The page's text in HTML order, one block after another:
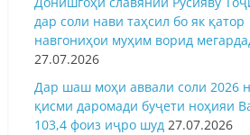
дар соли нави таҳсил бо як қатор
навгониҳои муҳим ворид
27.07.2026
Дар шаш моҳи аввали соли 2026
қисми даромади буҷети ноҳияи
103,4 фоиз иҷро шуд 27.07.2026